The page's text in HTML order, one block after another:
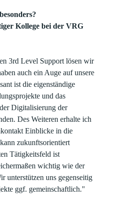
Kollege bei der VRG
3rd Level Support lösen wir
auch ein Auge auf unsere
ist die eigenständige
und das
Digitalisierung der
Des Weiteren erhalte ich
Einblicke in die
zukunftsorientiert
Tätigkeitsfeld ist
wichtig wie der
unterstützen uns gegenseitig
ggf. gemeinschaftlich."